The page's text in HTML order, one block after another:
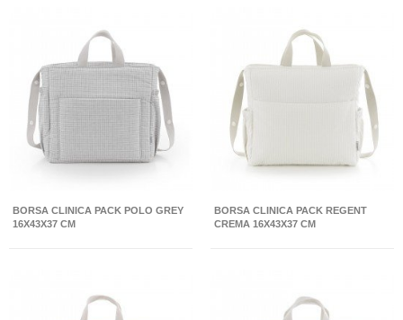
BORSA CLINICA PACK POLO GREY
16X43X37 CM
BORSA CLINICA PACK REGENT
CREMA 16X43X37 CM